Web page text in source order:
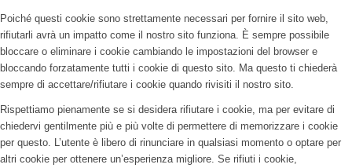
Poiché questi cookie sono strettamente necessari per fornire il sito web,
rifiutarli avrà un impatto come il nostro sito funziona. È sempre possibile
bloccare o eliminare i cookie cambiando le impostazioni del browser e
bloccando forzatamente tutti i cookie di questo sito. Ma questo ti chiederà
sempre di accettare/rifiutare i cookie quando rivisiti il nostro sito.
Rispettiamo pienamente se si desidera rifiutare i cookie, ma per evitare di
chiedervi gentilmente più e più volte di permettere di memorizzare i cookie
per questo. L’utente è libero di rinunciare in qualsiasi momento o optare per
altri cookie per ottenere un’esperienza migliore. Se rifiuti i cookie,